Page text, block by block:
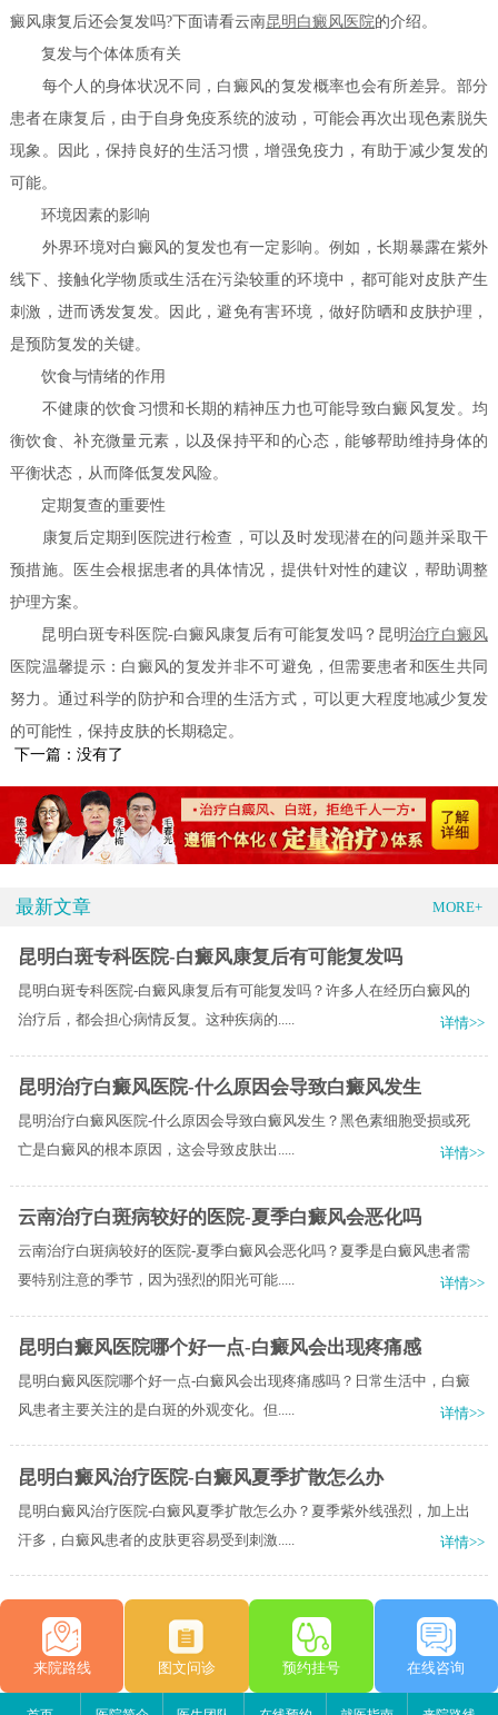
癜风康复后还会复发吗?下面请看云南昆明白癜风医院的介绍。
复发与个体体质有关
每个人的身体状况不同，白癜风的复发概率也会有所差异。部分
患者在康复后，由于自身免疫系统的波动，可能会再次出现色素脱失
现象。因此，保持良好的生活习惯，增强免疫力，有助于减少复发的
可能。
环境因素的影响
外界环境对白癜风的复发也有一定影响。例如，长期暴露在紫外
线下、接触化学物质或生活在污染较重的环境中，都可能对皮肤产生
刺激，进而诱发复发。因此，避免有害环境，做好防晒和皮肤护理，
是预防复发的关键。
饮食与情绪的作用
不健康的饮食习惯和长期的精神压力也可能导致白癜风复发。均
衡饮食、补充微量元素，以及保持平和的心态，能够帮助维持身体的
平衡状态，从而降低复发风险。
定期复查的重要性
康复后定期到医院进行检查，可以及时发现潜在的问题并采取干
预措施。医生会根据患者的具体情况，提供针对性的建议，帮助调整
护理方案。
昆明白斑专科医院-白癜风康复后有可能复发吗？昆明治疗白癜风
医院温馨提示：白癜风的复发并非不可避免，但需要患者和医生共同
努力。通过科学的防护和合理的生活方式，可以更大程度地减少复发
的可能性，保持皮肤的长期稳定。
下一篇：没有了
最新文章 MORE+
昆明白斑专科医院-白癜风康复后有可能复发吗
昆明白斑专科医院-白癜风康复后有可能复发吗？许多人在经历白癜风的
治疗后，都会担心病情反复。这种疾病的.....
详情>>
昆明治疗白癜风医院-什么原因会导致白癜风发生
昆明治疗白癜风医院-什么原因会导致白癜风发生？黑色素细胞受损或死
亡是白癜风的根本原因，这会导致皮肤出.....
详情>>
云南治疗白斑病较好的医院-夏季白癜风会恶化吗
云南治疗白斑病较好的医院-夏季白癜风会恶化吗？夏季是白癜风患者需
要特别注意的季节，因为强烈的阳光可能.....
详情>>
昆明白癜风医院哪个好一点-白癜风会出现疼痛感
昆明白癜风医院哪个好一点-白癜风会出现疼痛感吗？日常生活中，白癜
风患者主要关注的是白斑的外观变化。但.....
详情>>
昆明白癜风治疗医院-白癜风夏季扩散怎么办
昆明白癜风治疗医院-白癜风夏季扩散怎么办？夏季紫外线强烈，加上出
汗多，白癜风患者的皮肤更容易受到刺激.....
详情>>
来院路线 图文问诊 预约挂号 在线咨询